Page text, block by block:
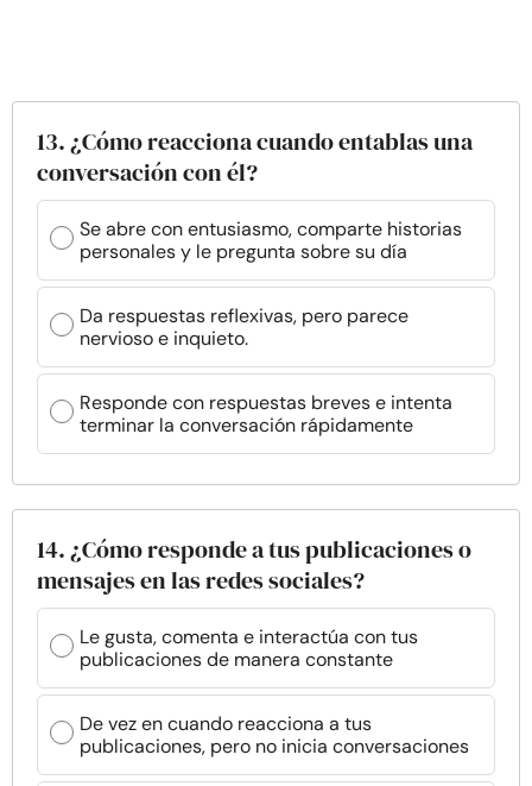
13. ¿Cómo reacciona cuando entablas una
conversación con él?
Se abre con entusiasmo, comparte historias
personales y le pregunta sobre su día
Da respuestas reflexivas, pero parece
nervioso e inquieto.
Responde con respuestas breves e intenta
terminar la conversación rápidamente
14. ¿Cómo responde a tus publicaciones o
mensajes en las redes sociales?
Le gusta, comenta e interactúa con tus
publicaciones de manera constante
De vez en cuando reacciona a tus
publicaciones, pero no inicia conversaciones